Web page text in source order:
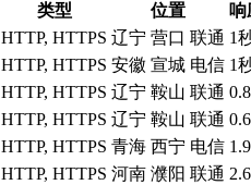
类型 位置
HTTP, HTTPS 辽宁 营口 联通 1
HTTP, HTTPS 安徽 宣城 电信 1
HTTP, HTTPS 辽宁 鞍山 联通
HTTP, HTTPS 辽宁 鞍山 联通
HTTP, HTTPS 青海 西宁 电信
HTTP, HTTPS 河南 濮阳 联通